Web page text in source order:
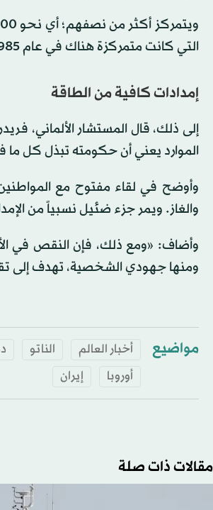
التي كانت متمركزة هناك في عام 1985، قبل سقوط جدار برلين ونهاية الحرب الباردة.
إمدادات كافية من الطاقة
إلى ذلك، قال المستشار الألماني،
الموارد يعني أن حكومته تبذل كل
وأوضح في ⁠لقاء مفتوح مع
‌والغاز. ويمر جزء ​ضئيل ‌نسبياً من
وأضاف: «ومع ‌ذلك، فإن النقص في
ومنها جهودي الشخصية، تهدف إلى
مواضيع أخبار العالم الناتو
أوروبا
إيران
مقالات ذات صلة